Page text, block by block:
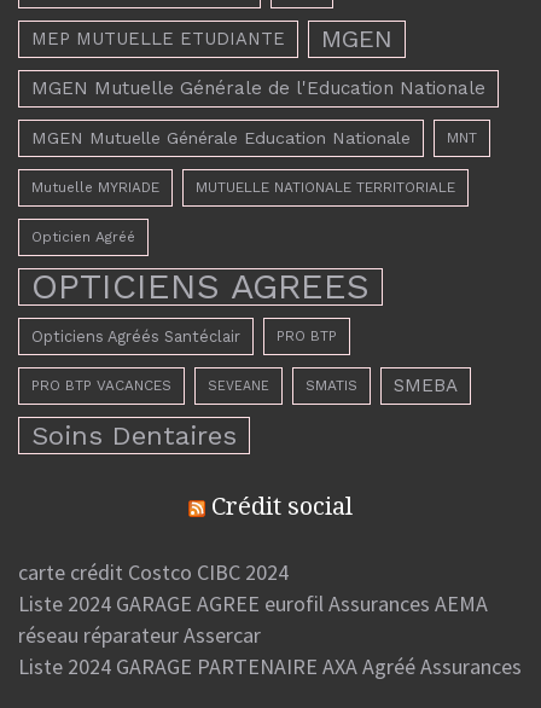
MEP MUTUELLE ETUDIANTE MGEN
MGEN Mutuelle Générale de l'Education Nationale
MGEN Mutuelle Générale Education Nationale MNT
Mutuelle MYRIADE MUTUELLE NATIONALE TERRITORIALE
Opticien Agréé
OPTICIENS AGREES
Opticiens Agréés Santéclair PRO BTP
PRO BTP VACANCES SEVEANE SMATIS SMEBA
Soins Dentaires
Crédit social
carte crédit Costco CIBC 2024
Liste 2024 GARAGE AGREE eurofil Assurances AEMA
réseau réparateur Assercar
Liste 2024 GARAGE PARTENAIRE AXA Agréé Assurances